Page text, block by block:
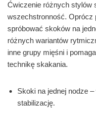
Ćwiczenie różnych stylów
wszechstronność.
spróbować skoków na
różnych wariantów
inne grupy mięśni i
technikę skakania.
Skoki na jednej nodze
stabilizację.